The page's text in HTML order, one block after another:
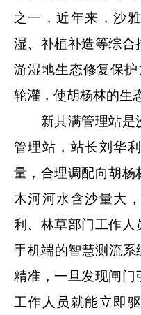
之一，近年来，沙
湿、补植补造等综合
游湿地生态修复保
轮灌，使胡杨林的生
新其满管理站是
管理站，站长刘华
量，合理调配向胡杨
木河河水含沙量大
利、林草部门工作人
手机端的智慧测流系
精准，一旦发现闸门
工作人员就能立即